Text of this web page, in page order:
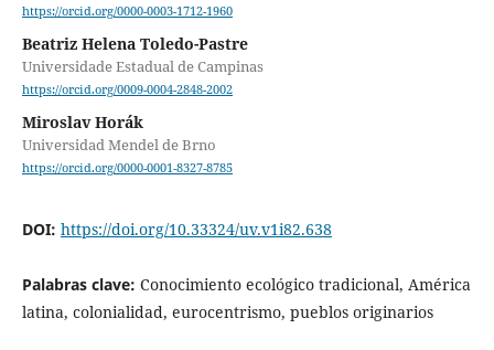
https://orcid.org/0000-0003-1712-1960
Beatriz Helena Toledo-Pastre
Universidade Estadual de Campinas
https://orcid.org/0009-0004-2848-2002
Miroslav Horák
Universidad Mendel de Brno
https://orcid.org/0000-0001-8327-8785
DOI: https://doi.org/10.33324/uv.v1i82.638
Palabras clave: Conocimiento ecológico tradicional, América
latina, colonialidad, eurocentrismo, pueblos originarios